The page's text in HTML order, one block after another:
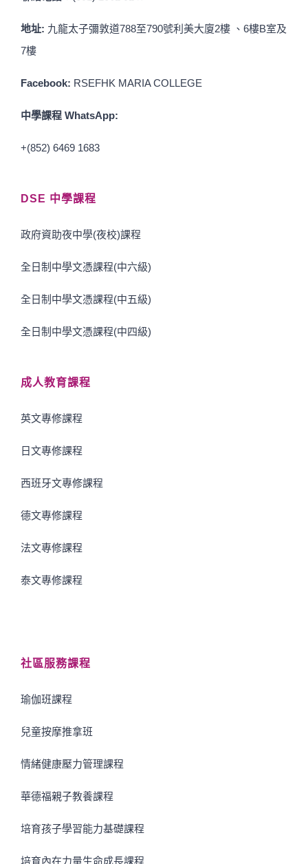
地址: 九龍太子彌敦道788至790號利美大廈2樓 、6樓B室及
7樓
Facebook: RSEFHK MARIA COLLEGE
中學課程 WhatsApp:
+(852) 6469 1683
DSE 中學課程
政府資助夜中學(夜校)課程
全日制中學文憑課程(中六級)
全日制中學文憑課程(中五級)
全日制中學文憑課程(中四級)
成人教育課程
英文專修課程
日文專修課程
西班牙文專修課程
德文專修課程
法文專修課程
泰文專修課程
社區服務課程
瑜伽班課程
兒童按摩推拿班
情緒健康壓力管理課程
華德福親子教養課程
培育孩子學習能力基礎課程
培育內在力量生命成長課程